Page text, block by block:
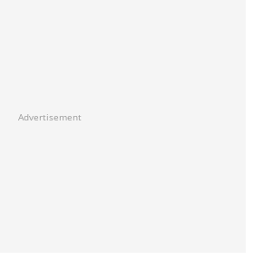
Advertisement